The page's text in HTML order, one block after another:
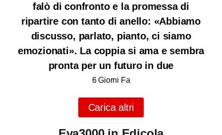
falò di confronto e la promessa di
ripartire con tanto di anello: «Abbiamo
discusso, parlato, pianto, ci siamo
emozionati». La coppia si ama e sembra
pronta per un futuro in due
6 Giorni Fa
Carica altri